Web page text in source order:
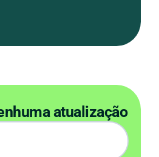
atualização